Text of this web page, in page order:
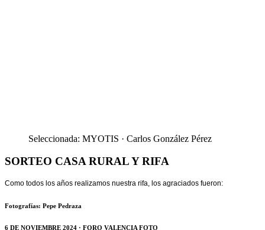
Seleccionada: MYOTIS · Carlos González Pérez
SORTEO CASA RURAL Y RIFA
Como todos los años realizamos nuestra rifa, los agraciados fueron:
Fotografías: Pepe Pedraza
6 DE NOVIEMBRE 2024 · FORO VALENCIA FOTO